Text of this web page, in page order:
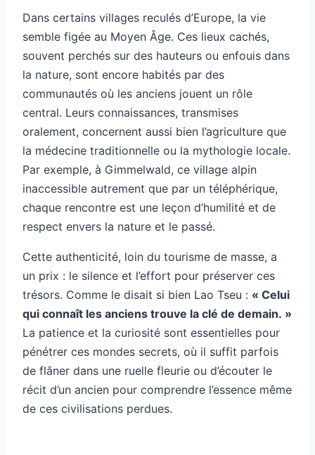
Dans certains villages reculés d’Europe, la vie
semble figée au Moyen Âge. Ces lieux cachés,
souvent perchés sur des hauteurs ou enfouis dans
la nature, sont encore habités par des
communautés où les anciens jouent un rôle
central. Leurs connaissances, transmises
oralement, concernent aussi bien l’agriculture que
la médecine traditionnelle ou la mythologie locale.
Par exemple, à Gimmelwald, ce village alpin
inaccessible autrement que par un téléphérique,
chaque rencontre est une leçon d’humilité et de
respect envers la nature et le passé.
Cette authenticité, loin du tourisme de masse, a
un prix : le silence et l’effort pour préserver ces
trésors. Comme le disait si bien Lao Tseu : « Celui
qui connaît les anciens trouve la clé de demain. »
La patience et la curiosité sont essentielles pour
pénétrer ces mondes secrets, où il suffit parfois
de flâner dans une ruelle fleurie ou d’écouter le
récit d’un ancien pour comprendre l’essence même
de ces civilisations perdues.